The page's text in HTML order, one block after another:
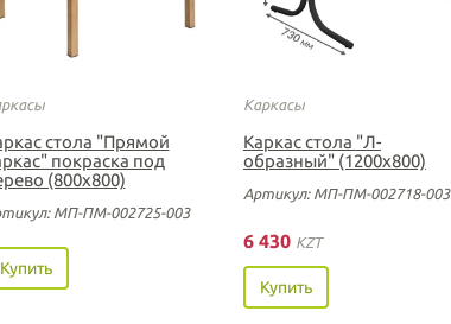
стола "Прямой
покраска под
(800х800)
МП-ПМ-002725-003
Купить
Каркасы
Каркас стола "Л-
образный" (1200х800)
Артикул: МП-ПМ-002718-003
6 430 KZT
Купить